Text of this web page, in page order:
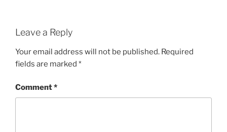
Leave a Reply
Your email address will not be published. Required
fields are marked *
Comment*